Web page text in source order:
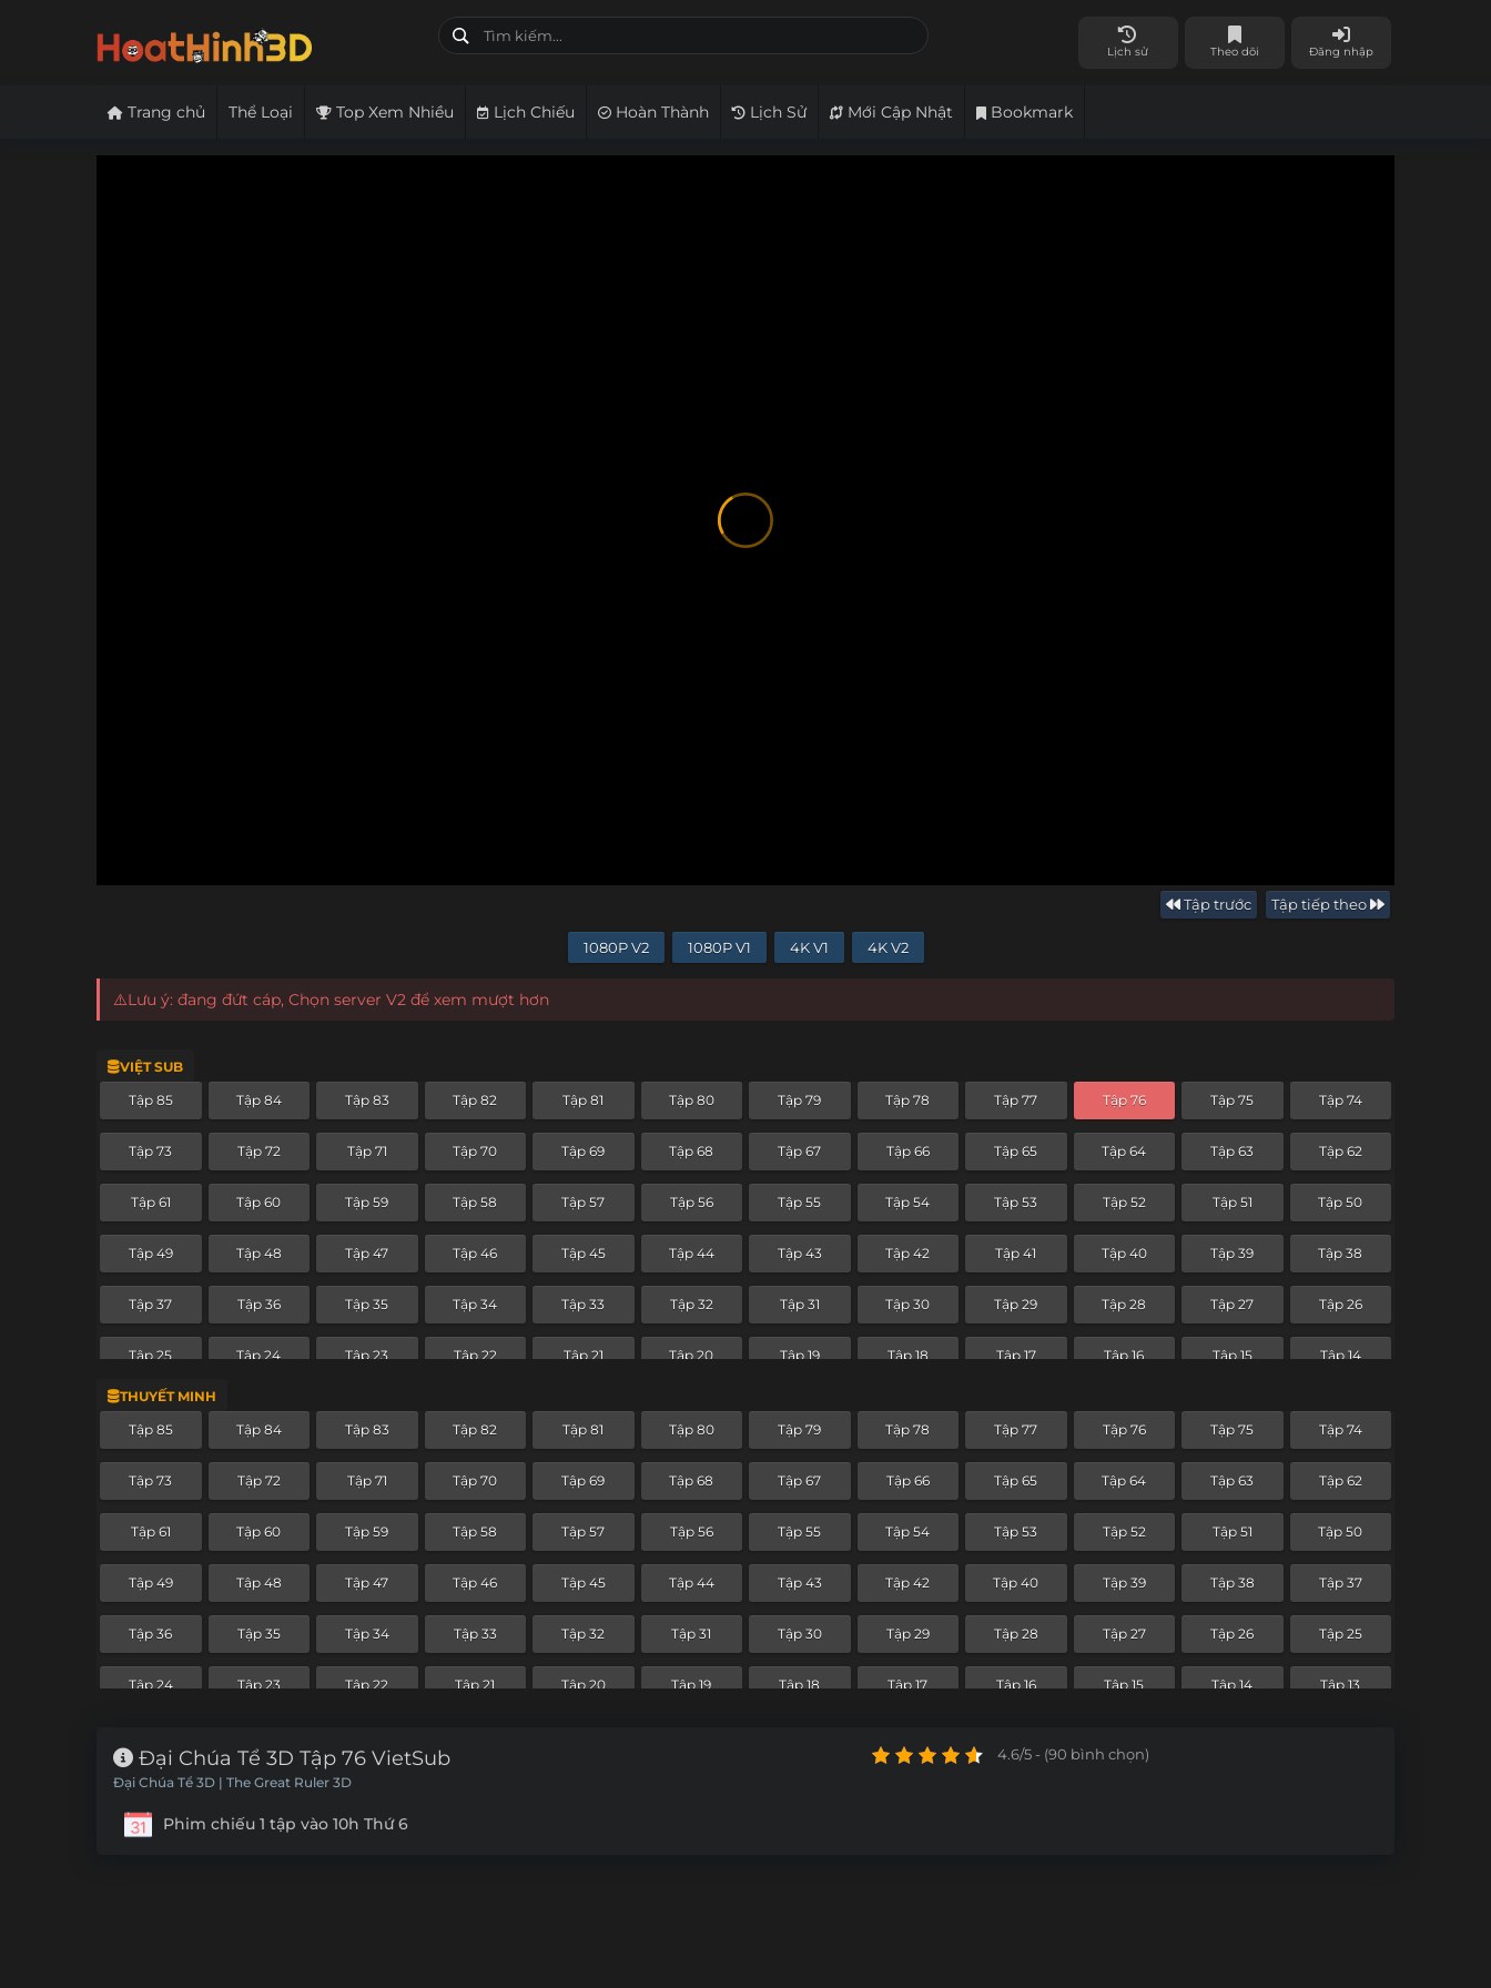
Lịch sử Theo dõi Đăng nhập
Trang chủ Thể Loại Top Xem Nhiều Lịch Chiếu Hoàn Thành Lịch Sử Mới Cập Nhật Bookmark
Tập trước Tập tiếp theo
1080P V2 1080P V1 4K V1 4K V2
⚠️Lưu ý: đang đứt cáp, Chọn server V2 để xem mượt hơn
VIỆT SUB
Tập 85 Tập 84 Tập 83 Tập 82 Tập 81 Tập 80 Tập 79 Tập 78 Tập 77 Tập 76 Tập 75 Tập 74
Tập 73 Tập 72 Tập 71 Tập 70 Tập 69 Tập 68 Tập 67 Tập 66 Tập 65 Tập 64 Tập 63 Tập 62
Tập 61 Tập 60 Tập 59 Tập 58 Tập 57 Tập 56 Tập 55 Tập 54 Tập 53 Tập 52 Tập 51 Tập 50
Tập 49 Tập 48 Tập 47 Tập 46 Tập 45 Tập 44 Tập 43 Tập 42 Tập 41 Tập 40 Tập 39 Tập 38
Tập 37 Tập 36 Tập 35 Tập 34 Tập 33 Tập 32 Tập 31 Tập 30 Tập 29 Tập 28 Tập 27 Tập 26
Tập 25 Tập 24 Tập 23 Tập 22 Tập 21 Tập 20 Tập 19 Tập 18 Tập 17 Tập 16 Tập 15 Tập 14
Tập 13
THUYẾT MINH
Tập 85 Tập 84 Tập 83 Tập 82 Tập 81 Tập 80 Tập 79 Tập 78 Tập 77 Tập 76 Tập 75 Tập 74
Tập 73 Tập 72 Tập 71 Tập 70 Tập 69 Tập 68 Tập 67 Tập 66 Tập 65 Tập 64 Tập 63 Tập 62
Tập 61 Tập 60 Tập 59 Tập 58 Tập 57 Tập 56 Tập 55 Tập 54 Tập 53 Tập 52 Tập 51 Tập 50
Tập 49 Tập 48 Tập 47 Tập 46 Tập 45 Tập 44 Tập 43 Tập 42 Tập 40 Tập 39 Tập 38 Tập 37
Tập 36 Tập 35 Tập 34 Tập 33 Tập 32 Tập 31 Tập 30 Tập 29 Tập 28 Tập 27 Tập 26 Tập 25
Tập 24 Tập 23 Tập 22 Tập 21 Tập 20 Tập 19 Tập 18 Tập 17 Tập 16 Tập 15 Tập 14 Tập 13
Đại Chúa Tể 3D Tập 76 VietSub
Đại Chúa Tể 3D | The Great Ruler 3D
Phim chiếu 1 tập vào 10h Thứ 6
4.6/5 - (90 bình chọn)